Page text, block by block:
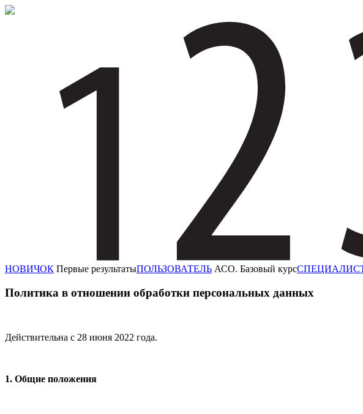
НОВИЧОК Первые результатыПОЛЬЗОВАТЕЛЬ АСО. Базовый курс
Политика в отношении обработки персональных данных
Действительна с 28 июня 2022 года.
1. Общие положения